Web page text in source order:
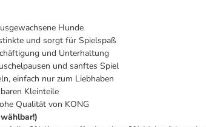
Hunde
und sorgt für Spielspaß
und Unterhaltung
und sanftes Spiel
einfach nur zum Liebhaben
Kleinteile
Qualität von KONG